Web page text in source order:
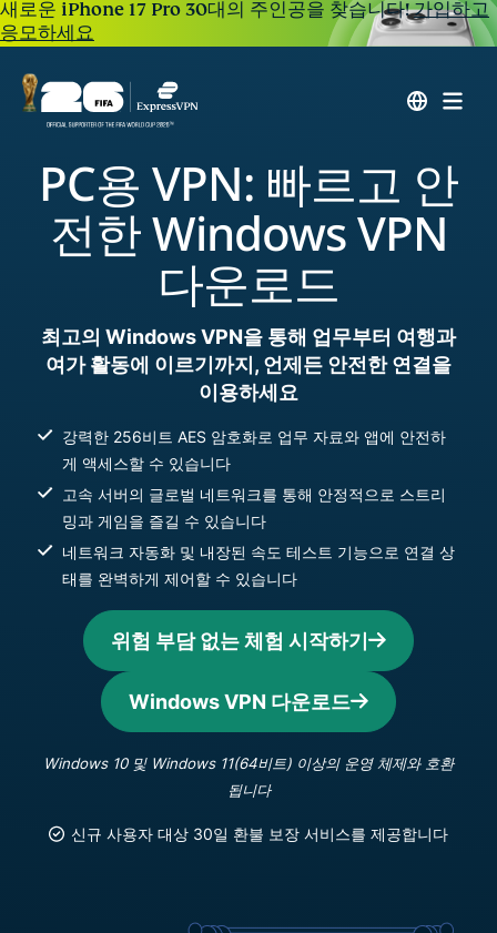
새로운 iPhone 17 Pro 30대의 주인공을 찾습니다!가입하고
응모하세요
PC용 VPN: 빠르고 안
전한 Windows VPN
다운로드
최고의 Windows VPN을 통해 업무부터 여행과
여가 활동에 이르기까지, 언제든 안전한 연결을
이용하세요
강력한 256비트 AES 암호화로 업무 자료와 앱에 안전하
게 액세스할 수 있습니다
고속 서버의 글로벌 네트워크를 통해 안정적으로 스트리
밍과 게임을 즐길 수 있습니다
네트워크 자동화 및 내장된 속도 테스트 기능으로 연결 상
태를 완벽하게 제어할 수 있습니다
위험 부담 없는 체험 시작하기
Windows VPN 다운로드
Windows 10 및 Windows 11(64비트) 이상의 운영 체제와 호환
됩니다
신규 사용자 대상 30일 환불 보장 서비스를 제공합니다